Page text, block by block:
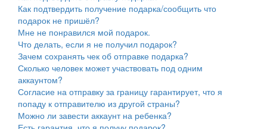
Как подтвердить получение подарка/сообщить что
подарок не пришёл?
Мне не понравился мой подарок.
Что делать, если я не получил подарок?
Зачем сохранять чек об отправке подарка?
Сколько человек может участвовать под одним
аккаунтом?
Согласие на отправку за границу гарантирует, что я
попаду к отправителю из другой страны?
Можно ли завести аккаунт на ребенка?